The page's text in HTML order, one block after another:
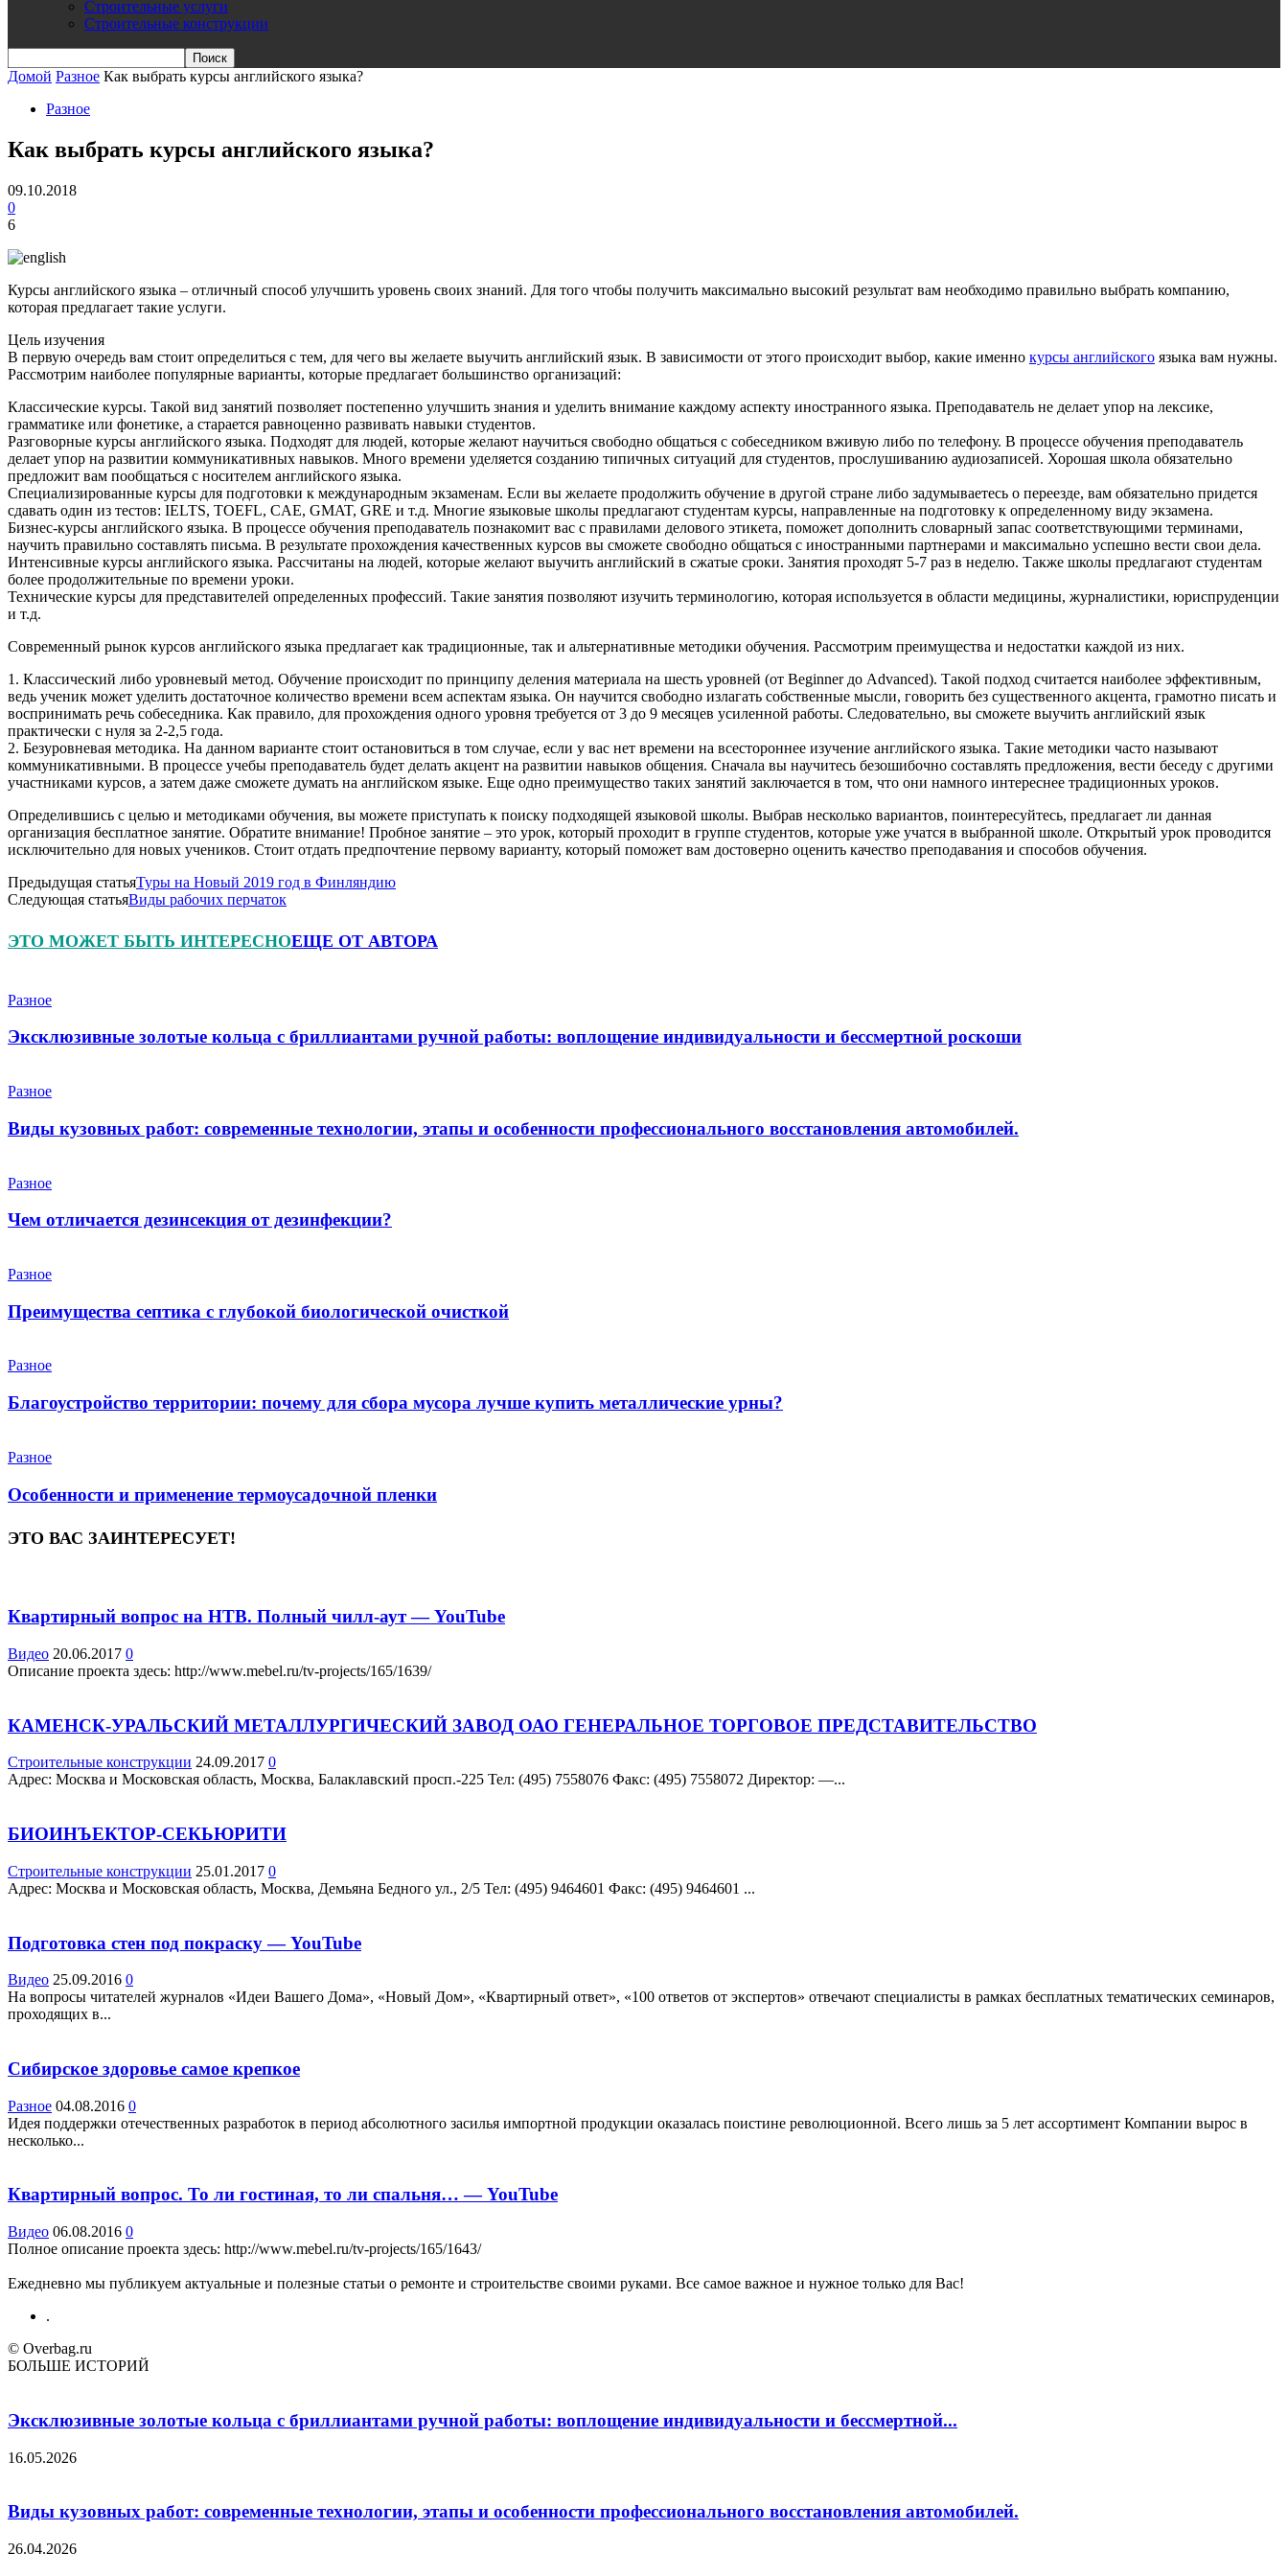
Строительные услуги
Строительные конструкции
Домой Разное Как выбрать курсы английского языка?
Разное
Как выбрать курсы английского языка?
09.10.2018
0
6
Курсы английского языка – отличный способ улучшить уровень своих знаний. Для того чтобы получить максимально высокий результат вам необходимо правильно выбрать компанию,
которая предлагает такие услуги.
Цель изучения
В первую очередь вам стоит определиться с тем, для чего вы желаете выучить английский язык. В зависимости от этого происходит выбор, какие именно курсы английского языка вам нужны.
Рассмотрим наиболее популярные варианты, которые предлагает большинство организаций:
Классические курсы. Такой вид занятий позволяет постепенно улучшить знания и уделить внимание каждому аспекту иностранного языка. Преподаватель не делает упор на лексике,
грамматике или фонетике, а старается равноценно развивать навыки студентов.
Разговорные курсы английского языка. Подходят для людей, которые желают научиться свободно общаться с собеседником вживую либо по телефону. В процессе обучения преподаватель
делает упор на развитии коммуникативных навыков. Много времени уделяется созданию типичных ситуаций для студентов, прослушиванию аудиозаписей. Хорошая школа обязательно
предложит вам пообщаться с носителем английского языка.
Специализированные курсы для подготовки к международным экзаменам. Если вы желаете продолжить обучение в другой стране либо задумываетесь о переезде, вам обязательно придется
сдавать один из тестов: IELTS, TOEFL, CAE, GMAT, GRE и т.д. Многие языковые школы предлагают студентам курсы, направленные на подготовку к определенному виду экзамена.
Бизнес-курсы английского языка. В процессе обучения преподаватель познакомит вас с правилами делового этикета, поможет дополнить словарный запас соответствующими терминами,
научить правильно составлять письма. В результате прохождения качественных курсов вы сможете свободно общаться с иностранными партнерами и максимально успешно вести свои дела.
Интенсивные курсы английского языка. Рассчитаны на людей, которые желают выучить английский в сжатые сроки. Занятия проходят 5-7 раз в неделю. Также школы предлагают студентам
более продолжительные по времени уроки.
Технические курсы для представителей определенных профессий. Такие занятия позволяют изучить терминологию, которая используется в области медицины, журналистики, юриспруденции
и т.д.
Современный рынок курсов английского языка предлагает как традиционные, так и альтернативные методики обучения. Рассмотрим преимущества и недостатки каждой из них.
1. Классический либо уровневый метод. Обучение происходит по принципу деления материала на шесть уровней (от Beginner до Advanced). Такой подход считается наиболее эффективным,
ведь ученик может уделить достаточное количество времени всем аспектам языка. Он научится свободно излагать собственные мысли, говорить без существенного акцента, грамотно писать и
воспринимать речь собеседника. Как правило, для прохождения одного уровня требуется от 3 до 9 месяцев усиленной работы. Следовательно, вы сможете выучить английский язык
практически с нуля за 2-2,5 года.
2. Безуровневая методика. На данном варианте стоит остановиться в том случае, если у вас нет времени на всестороннее изучение английского языка. Такие методики часто называют
коммуникативными. В процессе учебы преподаватель будет делать акцент на развитии навыков общения. Сначала вы научитесь безошибочно составлять предложения, вести беседу с другими
участниками курсов, а затем даже сможете думать на английском языке. Еще одно преимущество таких занятий заключается в том, что они намного интереснее традиционных уроков.
Определившись с целью и методиками обучения, вы можете приступать к поиску подходящей языковой школы. Выбрав несколько вариантов, поинтересуйтесь, предлагает ли данная
организация бесплатное занятие. Обратите внимание! Пробное занятие – это урок, который проходит в группе студентов, которые уже учатся в выбранной школе. Открытый урок проводится
исключительно для новых учеников. Стоит отдать предпочтение первому варианту, который поможет вам достоверно оценить качество преподавания и способов обучения.
Предыдущая статьяТуры на Новый 2019 год в Финляндию
Следующая статьяВиды рабочих перчаток
ЭТО МОЖЕТ БЫТЬ ИНТЕРЕСНОЕЩЕ ОТ АВТОРА
Разное
Эксклюзивные золотые кольца с бриллиантами ручной работы: воплощение индивидуальности и бессмертной роскоши
Разное
Виды кузовных работ: современные технологии, этапы и особенности профессионального восстановления автомобилей.
Разное
Чем отличается дезинсекция от дезинфекции?
Разное
Преимущества септика с глубокой биологической очисткой
Разное
Благоустройство территории: почему для сбора мусора лучше купить металлические урны?
Разное
Особенности и применение термоусадочной пленки
ЭТО ВАС ЗАИНТЕРЕСУЕТ!
Квартирный вопрос на НТВ. Полный чилл-аут — YouTube
Видео 20.06.2017 0
Описание проекта здесь: http://www.mebel.ru/tv-projects/165/1639/
КАМЕНСК-УРАЛЬСКИЙ МЕТАЛЛУРГИЧЕСКИЙ ЗАВОД ОАО ГЕНЕРАЛЬНОЕ ТОРГОВОЕ ПРЕДСТАВИТЕЛЬСТВО
Строительные конструкции 24.09.2017 0
Адрес: Москва и Московская область, Москва, Балаклавский просп.-225 Teл: (495) 7558076 Факс: (495) 7558072 Директор: —...
БИОИНЪЕКТОР-СЕКЬЮРИТИ
Строительные конструкции 25.01.2017 0
Адрес: Москва и Московская область, Москва, Демьяна Бедного ул., 2/5 Teл: (495) 9464601 Факс: (495) 9464601 ...
Подготовка стен под покраску — YouTube
Видео 25.09.2016 0
На вопросы читателей журналов «Идеи Вашего Дома», «Новый Дом», «Квартирный ответ», «100 ответов от экспертов» отвечают специалисты в рамках бесплатных тематических семинаров,
проходящих в...
Сибирское здоровье самое крепкое
Разное 04.08.2016 0
Идея поддержки отечественных разработок в период абсолютного засилья импортной продукции оказалась поистине революционной. Всего лишь за 5 лет ассортимент Компании вырос в
несколько...
Квартирный вопрос. То ли гостиная, то ли спальня… — YouTube
Видео 06.08.2016 0
Полное описание проекта здесь: http://www.mebel.ru/tv-projects/165/1643/
Ежедневно мы публикуем актуальные и полезные статьи о ремонте и строительстве своими руками. Все самое важное и нужное только для Вас!
.
© Overbag.ru
БОЛЬШЕ ИСТОРИЙ
Эксклюзивные золотые кольца с бриллиантами ручной работы: воплощение индивидуальности и бессмертной...
16.05.2026
Виды кузовных работ: современные технологии, этапы и особенности профессионального восстановления автомобилей.
26.04.2026